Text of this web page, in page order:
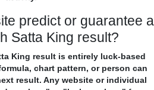
predict or guarantee a
Satta King result?
King result is entirely luck-based
chart pattern, or person can
result. Any website or individual